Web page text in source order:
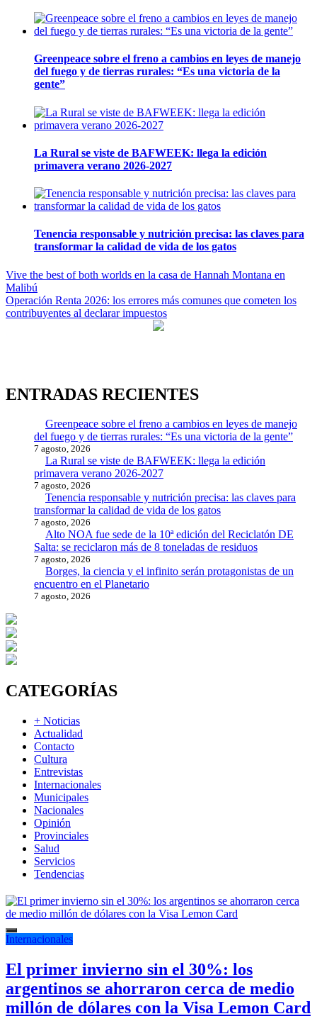
Greenpeace sobre el freno a cambios en leyes de manejo
del fuego y de tierras rurales: “Es una victoria de la
gente”
La Rural se viste de BAFWEEK: llega la edición
primavera verano 2026-2027
Tenencia responsable y nutrición precisa: las claves para
transformar la calidad de vida de los gatos
Navegación
de
entradas
Vive the best of both worlds en la casa de Hannah Montana en
Malibú
Operación Renta 2026: los errores más comunes que cometen los
contribuyentes al declarar impuestos
ENTRADAS RECIENTES
Greenpeace sobre el freno a cambios en leyes de manejo
del fuego y de tierras rurales: “Es una victoria de la gente”
7 agosto, 2026
La Rural se viste de BAFWEEK: llega la edición
primavera verano 2026-2027
7 agosto, 2026
Tenencia responsable y nutrición precisa: las claves para
transformar la calidad de vida de los gatos
7 agosto, 2026
Alto NOA fue sede de la 10ª edición del Reciclatón DE
Salta: se reciclaron más de 8 toneladas de residuos
7 agosto, 2026
Borges, la ciencia y el infinito serán protagonistas de un
encuentro en el Planetario
7 agosto, 2026
CATEGORÍAS
+ Noticias
Actualidad
Contacto
Cultura
Entrevistas
Internacionales
Municipales
Nacionales
Opinión
Provinciales
Salud
Servicios
Tendencias
Internacionales
El primer invierno sin el 30%: los
argentinos se ahorraron cerca de medio
millón de dólares con la Visa Lemon Card